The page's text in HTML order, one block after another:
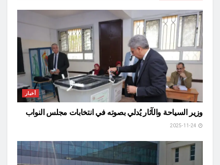
أخبار
وزير السياحة والآثار يُدلي بصوته في انتخابات مجلس النواب